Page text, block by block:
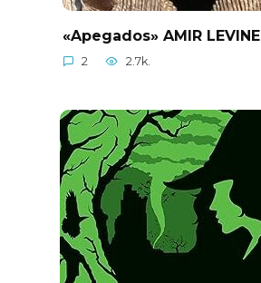
«Apegados» AMIR LEVINE
2 2.7k.